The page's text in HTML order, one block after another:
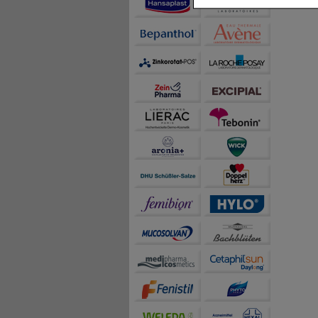
Inhalte anzuzeigen
Statistik & Tracking:
sammeln, mit deren
auch die Werbung auf